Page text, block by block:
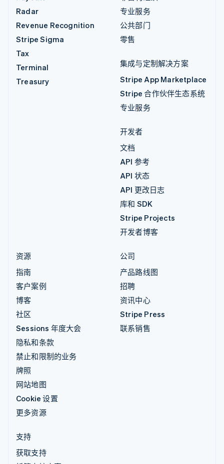
Radar
Revenue Recognition
Stripe Sigma
Tax
Terminal
Treasury
专业服务
公共部门
零售
集成与定制解决方案
Stripe App Marketplace
Stripe 合作伙伴生态系统
专业服务
开发者
文档
API 参考
API 状态
API 更改日志
库和 SDK
Stripe Projects
开发者博客
资源
指南
客户案例
博客
社区
Sessions 年度大会
隐私和条款
禁止和限制的业务
牌照
网站地图
Cookie 设置
更多资源
公司
产品路线图
招聘
资讯中心
Stripe Press
联系销售
支持
获取支持